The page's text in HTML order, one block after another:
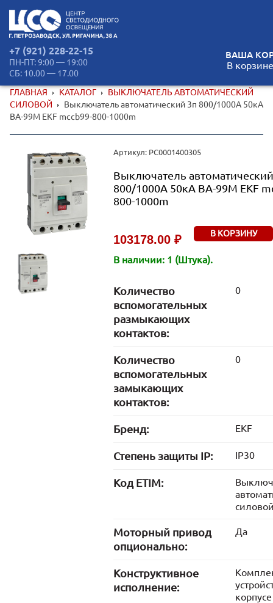
+7 (921) 228-22-15
ПН-ПТ: 9:00 — 19:00
СБ: 10.00 — 17.00
ВАША
В
ГЛАВНАЯ КАТАЛОГ
ВЫКЛЮЧАТЕЛЬ АВТОМАТИЧЕСКИЙ
СИЛОВОЙ
Выключатель автоматический 3п 800/1000А 50кА
ВА-99М EKF mccb99-800-1000m
Артикул: РС0001400305
Выключатель
800/1000А 50кА ВА-99М EKF
800-1000m
103178.00 ₽ В КОРЗИНУ
В наличии: 1 (Штука).
Количество
вспомогательных
размыкающих
контактов:
0
Количество
вспомогательных
замыкающих
контактов:
0
Бренд: EKF
Степень защиты IP: IP30
Код ETIM:
Моторный привод
опционально:
Да
Конструктивное
исполнение:
корпусе